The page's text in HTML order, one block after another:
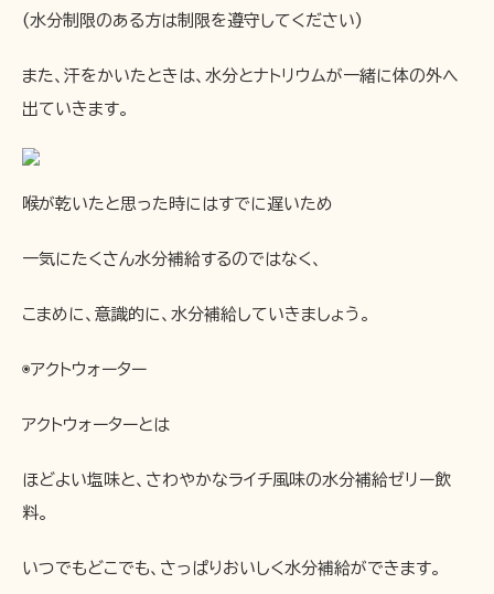
(水分制限のある方は制限を遵守してください)
また、汗をかいたときは、水分とナトリウムが一緒に体の外へ
出ていきます。
喉が乾いたと思った時にはすでに遅いため
一気にたくさん水分補給するのではなく、
こまめに、意識的に、水分補給していきましょう。
◉アクトウォーター
アクトウォーターとは
ほどよい塩味と、さわやかなライチ風味の水分補給ゼリー飲
料。
いつでもどこでも、さっぱりおいしく水分補給ができます。